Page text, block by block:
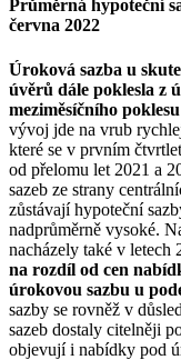
Průměrná hypoteční
června 2022
Úroková sazba u
úvěrů dále poklesla z
meziměsíčního
vývoj jde na vrub
které se v prvním
od přelomu let 2021 a
sazeb ze strany
zůstávají hypoteční
nadprůměrně vysoké.
nacházely také v letech
na rozdíl od cen
úrokovou sazbu u
sazby se rovněž v
sazeb dostaly citelněji
objevují i nabídky pod